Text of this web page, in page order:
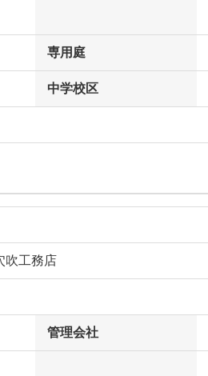
専用庭
中学校区
吹工務店
管理会社